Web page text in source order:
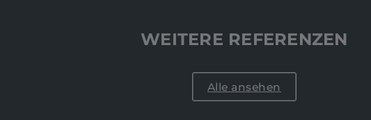
WEITERE REFERENZEN
Alle ansehen